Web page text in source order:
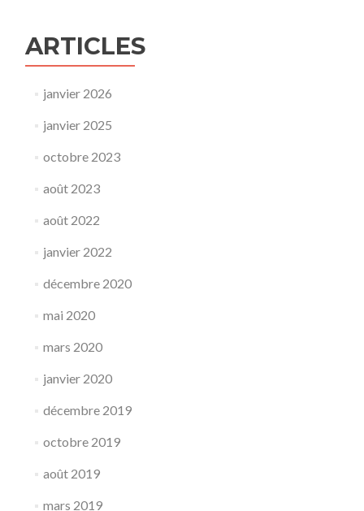
ARTICLES
janvier 2026
janvier 2025
octobre 2023
août 2023
août 2022
janvier 2022
décembre 2020
mai 2020
mars 2020
janvier 2020
décembre 2019
octobre 2019
août 2019
mars 2019